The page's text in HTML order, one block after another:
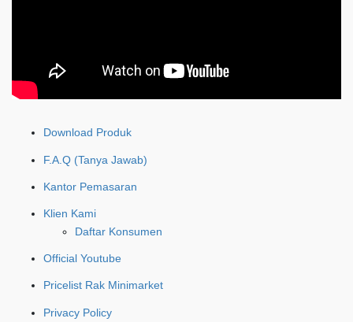
Download Produk
F.A.Q (Tanya Jawab)
Kantor Pemasaran
Klien Kami
Daftar Konsumen
Official Youtube
Pricelist Rak Minimarket
Privacy Policy